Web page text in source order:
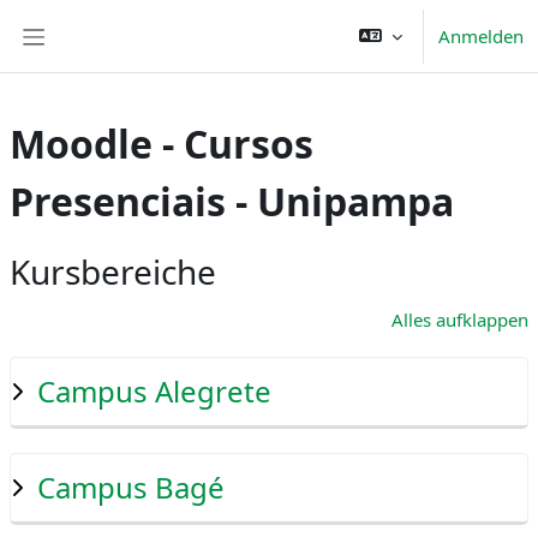
Anmelden
Moodle - Cursos
Presenciais - Unipampa
Kursbereiche
Alles aufklappen
Campus Alegrete
Campus Bagé